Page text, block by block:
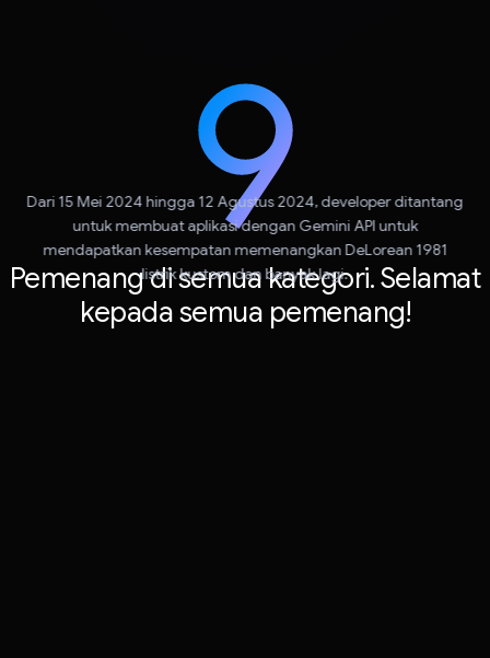
Pemenang di semua kategori. Selamat
kepada semua pemenang!
Dari 15 Mei 2024 hingga 12 Agustus 2024, developer ditantang
untuk membuat aplikasi dengan Gemini API untuk
mendapatkan kesempatan memenangkan DeLorean 1981
listrik kustom dan banyak lagi.